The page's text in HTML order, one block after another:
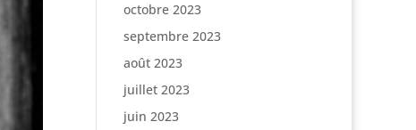
octobre 2023
septembre 2023
août 2023
juillet 2023
juin 2023